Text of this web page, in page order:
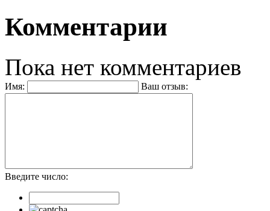
Комментарии
Пока нет комментариев
Имя: Ваш отзыв:
Введите число: